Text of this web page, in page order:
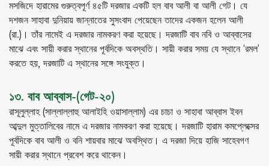
মসজিদে হারামের গুরুত্বপূর্ণ ৪৫টি দরজার একটি হল বাব আলী বা আলী গেট। যে
দশজন সাহাবা দুনিয়ায় জান্নাতের সুসংবাদ পেয়েছেন তাদের একজন হলেন আলী
(রা.)। তাঁর নামেই এ দরজার নামকরণ করা হয়েছে। দরজাটি বাব নবি ও আব্বাসের
মাঝে এবং সায়ী করার স্থানের পূর্বদিকে অবস্থতি। সায়ী করার সময় যে স্থানে ‘রমল’
করতে হয়, দরজাটি এ স্থানের সঙ্গে সংযুক্ত।
১৩. বাব আব্বাস-(গেট-২০)
রাসূলুল্লাহ (সাল্লাল্লাহু আলাইহি ওয়াসাল্লাম) এর চাচা ও সাহাবা আব্বাস ইবন
আব্দুল মুত্তালিবের নামে এ দরজার নামকরণ করা হয়েছে। দরজাটি হারাম কমপ্লেক্সের
পূর্বদিকে বাব আলী ও বনি শায়বার মাঝে অবস্থিত। এ দরজা দিয়ে হাজি সাহেবগণ
সায়ী করার স্থানে প্রবেশ করে থাকেন।